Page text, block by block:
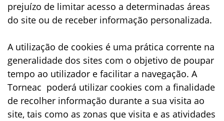
prejuízo de limitar acesso a determinadas áreas
do site ou de receber informação personalizada.
A utilização de cookies é uma prática corrente na
generalidade dos sites com o objetivo de poupar
tempo ao utilizador e facilitar a navegação. A
Torneac poderá utilizar cookies com a finalidade
de recolher informação durante a sua visita ao
site, tais como as zonas que visita e as atividades